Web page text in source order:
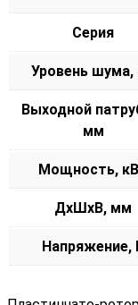
Серия
Уровень шума,
Выходной
мм
Мощность,
ДxШxВ, мм
Напряжение,